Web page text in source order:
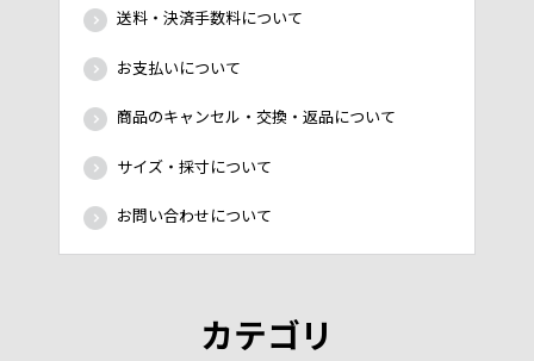
送料・決済手数料について
お支払いについて
商品のキャンセル・交換・返品について
サイズ・採寸について
お問い合わせについて
カテゴリ